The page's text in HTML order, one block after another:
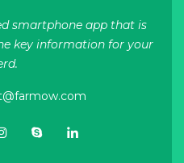
smartphone app that is
key information for your